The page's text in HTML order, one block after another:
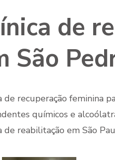
de
São
de recuperação feminina
químicos e
de reabilitação em São